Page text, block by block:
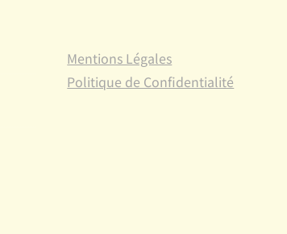
Mentions Légales
Politique de Confidentialité